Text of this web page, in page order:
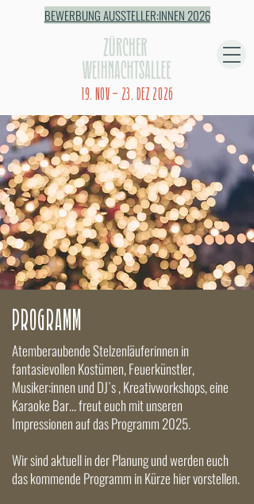
19. NOV – 23. DEZ 2026
BEWERBUNG AUSSTELLER:INNEN 2026
PROGRAMM
Atemberaubende Stelzenläuferinnen in
fantasievollen Kostümen, Feuerkünstler,
Musiker:innen und DJ`s , Kreativworkshops, eine
Karaoke Bar... freut euch mit unseren
Impressionen auf das Programm 2025.
Wir sind aktuell in der Planung und werden euch
das kommende Programm in Kürze hier vorstellen.